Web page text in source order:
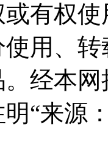
有权
用、
经本
“来源